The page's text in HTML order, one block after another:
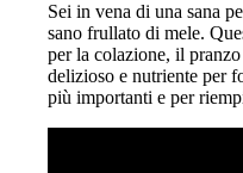
Sei in vena di una sana
sano frullato di mele.
per la colazione, il
delizioso e nutriente per
più importanti e per